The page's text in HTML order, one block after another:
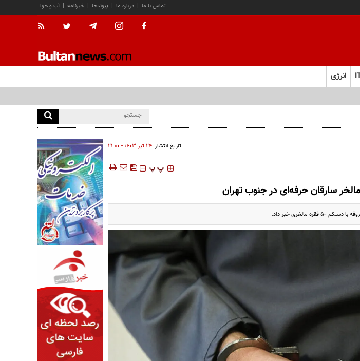
آب و هوا | خبرنامه | پیوندها | درباره ما | تماس با ما
انرژی
تاریخ انتشار: ۲۴ تير ۱۴۰۳ - ۲۱:۰۰
‍‍‍ پ پ
سارقان حرفه‌ای در جنوب تهران
مالخری خبر داد.